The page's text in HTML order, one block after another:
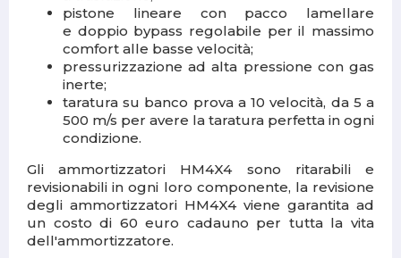
pistone lineare con pacco lamellare
e doppio bypass regolabile per il massimo
comfort alle basse velocità;
pressurizzazione ad alta pressione con gas
inerte;
taratura su banco prova a 10 velocità, da 5 a
500 m/s per avere la taratura perfetta in ogni
condizione.
Gli ammortizzatori HM4X4 sono ritarabili e
revisionabili in ogni loro componente, la revisione
degli ammortizzatori HM4X4 viene garantita ad
un costo di 60 euro cadauno per tutta la vita
dell'ammortizzatore.